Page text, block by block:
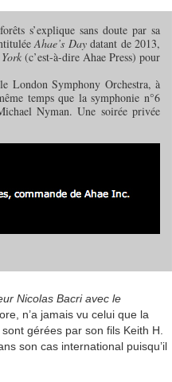
s’explique sans doute par sa
Ahae’s Daydatant de 2013,
(c’est-à-dire Ahae Press) pour
London Symphony Orchestra, à
temps que la symphonie n°6
Nyman. Une soirée privée
Nicolas Bacri avec le
n’a jamais vu celui que la
gérées par son fils Keith H.
son cas international puisqu’il